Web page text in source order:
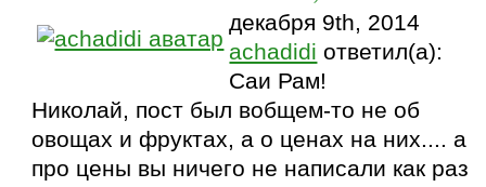
декабря 9th, 2014
achadidi ответил(а):
Саи Рам!
Николай, пост был вобщем-то не об
овощах и фруктах, а о ценах на них.... а
про цены вы ничего не написали как раз